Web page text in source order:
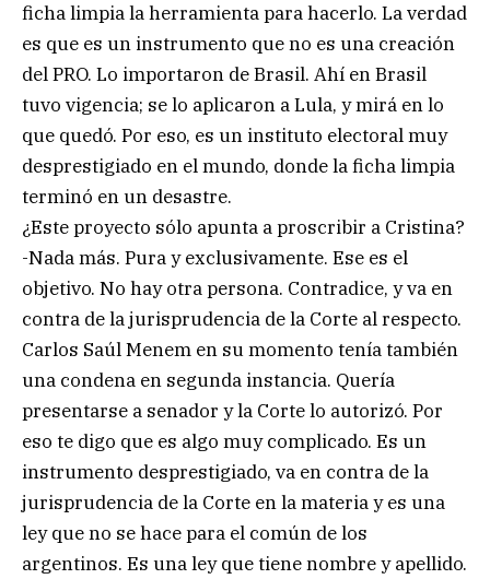
ficha limpia la herramienta para hacerlo. La verdad
es que es un instrumento que no es una creación
del PRO. Lo importaron de Brasil. Ahí en Brasil
tuvo vigencia; se lo aplicaron a Lula, y mirá en lo
que quedó. Por eso, es un instituto electoral muy
desprestigiado en el mundo, donde la ficha limpia
terminó en un desastre.
¿Este proyecto sólo apunta a proscribir a Cristina?
-Nada más. Pura y exclusivamente. Ese es el
objetivo. No hay otra persona. Contradice, y va en
contra de la jurisprudencia de la Corte al respecto.
Carlos Saúl Menem en su momento tenía también
una condena en segunda instancia. Quería
presentarse a senador y la Corte lo autorizó. Por
eso te digo que es algo muy complicado. Es un
instrumento desprestigiado, va en contra de la
jurisprudencia de la Corte en la materia y es una
ley que no se hace para el común de los
argentinos. Es una ley que tiene nombre y apellido.